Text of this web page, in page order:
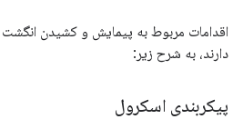
اقدامات مربوط به پیمایش و کشیدن انگشت
دارند، به شرح زیر:
پیکربندی اسکرول